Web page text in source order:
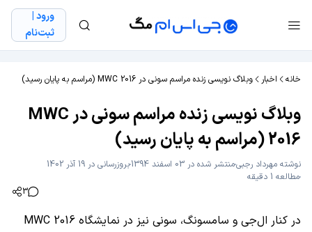
ورود |
ثبت‌نام
خانه اخبار وبلاگ نویسی زنده مراسم سونی در MWC 2016 (مراسم به پایان رسید)
وبلاگ نویسی زنده مراسم سونی در MWC
2016 (مراسم به پایان رسید)
نوشته مهرداد رجبیمنتشر شده در 03 اسفند 1394
بروزرسانی در 19 آذر 1402
مطالعه 1 دقیقه
3
در کنار ال‌جی و سامسونگ، سونی نیز در نمایشگاه MWC 2016